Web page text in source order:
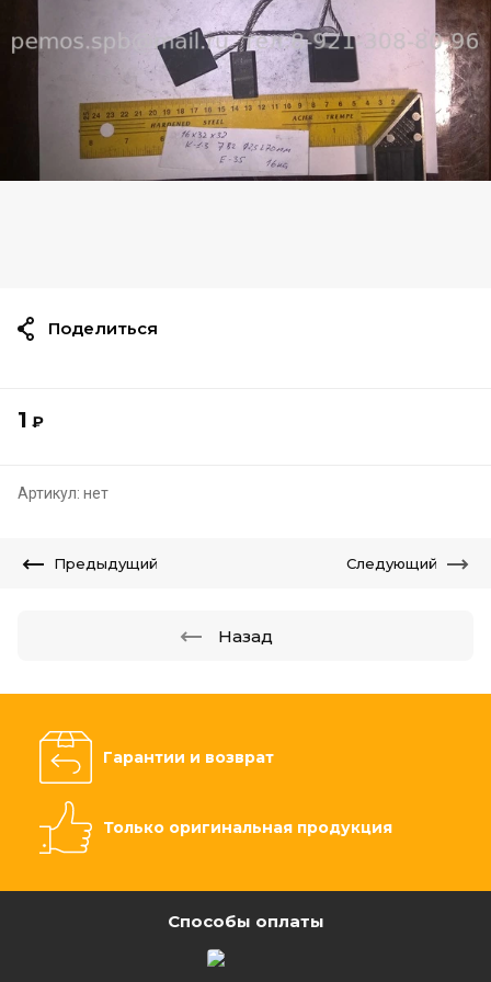
1 ₽
Артикул: нет
Поделиться
Предыдущий Следующий
Назад
Гарантии и возврат
Только оригинальная продукция
Способы оплаты